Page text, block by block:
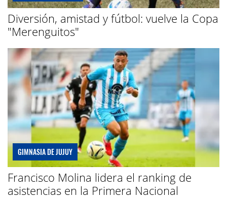
Diversión, amistad y fútbol: vuelve la Copa
"Merenguitos"
GIMNASIA DE JUJUY
Francisco Molina lidera el ranking de
asistencias en la Primera Nacional